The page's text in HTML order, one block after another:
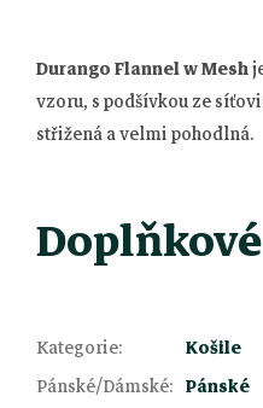
Durango Flannel w Mesh
vzoru, s podšívkou ze
střižená a velmi pohodlná.
Kategorie:
Košile
Pánské/Dámské: Pánské